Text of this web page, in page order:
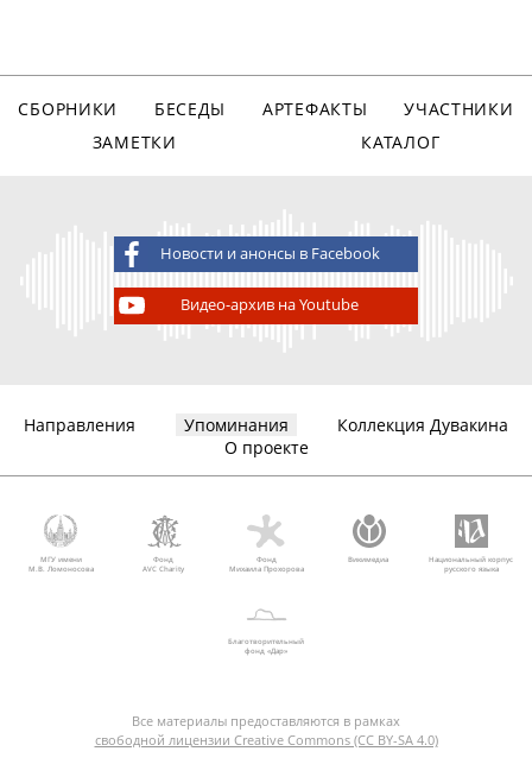
СБОРНИКИ БЕСЕДЫ АРТЕФАКТЫ
УЧАСТНИКИ
ЗАМЕТКИ
КАТАЛОГ
Новости и анонсы в Facebook
Видео-архив на Youtube
Направления Упоминания
Коллекция Дувакина
О проекте
МГУ имени
М.В. Ломоносова
Фонд
AVC Charity
Фонд
Михаила Прохорова
Викимедиа
Национальный корпус
русского языка
Благотворительный
фонд «Дар»
Все материалы предоставляются в рамках
свободной лицензии Creative Commons (CC BY-SA 4.0)